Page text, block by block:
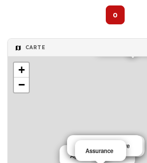
0
CARTE
Agence immobilière
Agence immobilière
Agence immobilière
Assurance
+
−